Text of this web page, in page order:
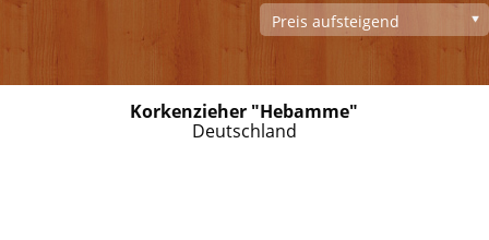
Korkenzieher "Hebamme"
Deutschland